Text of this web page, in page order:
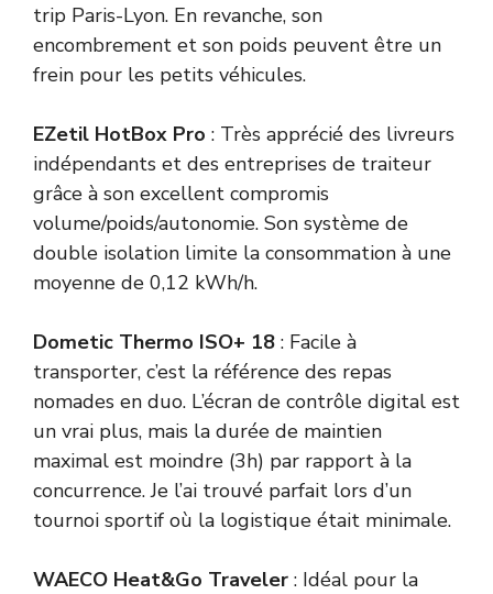
trip Paris-Lyon. En revanche, son
encombrement et son poids peuvent être un
frein pour les petits véhicules.
EZetil HotBox Pro : Très apprécié des livreurs
indépendants et des entreprises de traiteur
grâce à son excellent compromis
volume/poids/autonomie. Son système de
double isolation limite la consommation à une
moyenne de 0,12 kWh/h.
Dometic Thermo ISO+ 18 : Facile à
transporter, c’est la référence des repas
nomades en duo. L’écran de contrôle digital est
un vrai plus, mais la durée de maintien
maximal est moindre (3h) par rapport à la
concurrence. Je l’ai trouvé parfait lors d’un
tournoi sportif où la logistique était minimale.
WAECO Heat&Go Traveler : Idéal pour la